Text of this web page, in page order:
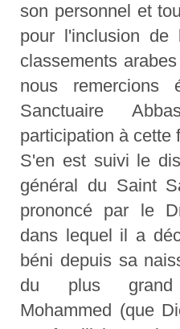
son personnel et
pour l'inclusion de
classements
nous remercions
Sanctuaire
participation à cette
S'en est suivi le
général du Saint
prononcé par le
dans lequel il a
béni depuis sa
du plus grand
Mohammed (que